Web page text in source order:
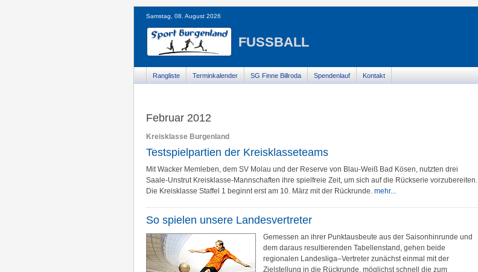
Samstag, 08. August 2026
FUSSBALL
Rangliste Terminkalender SG Finne Billroda Spendenlauf Kontakt
Februar 2012
Kreisklasse Burgenland
Testspielpartien der Kreisklasseteams
Mit Wacker Memleben, dem SV Molau und der Reserve von Blau-Weiß Bad Kösen, nutzten drei
Saale-Unstrut Kreisklasse-Mannschaften ihre spielfreie Zeit, um sich auf die Rückserie vorzubereiten.
Die Kreisklasse Staffel 1 beginnt erst am 10. März mit der Rückrunde. mehr...
So spielen unsere Landesvertreter
Gemessen an ihrer Punktausbeute aus der Saisonhinrunde und
dem daraus resultierenden Tabellenstand, gehen beide
regionalen Landesliga–Vertreter zunächst einmal mit der
Zielstellung in die Rückrunde, möglichst schnell die zum